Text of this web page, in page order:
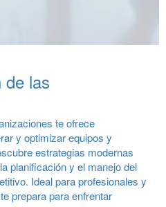
de las
te ofrece
y optimizar equipos y
estrategias modernas
planificación y el manejo del
Ideal para profesionales y
prepara para enfrentar